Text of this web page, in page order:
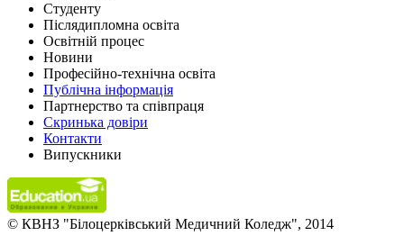
Студенту
Післядипломна освіта
Освітній процес
Новини
Професійно-технічна освіта
Публічна інформація
Партнерство та співпраця
Скринька довіри
Контакти
Випускники
© КВНЗ "Білоцерківський Медичний Коледж", 2014